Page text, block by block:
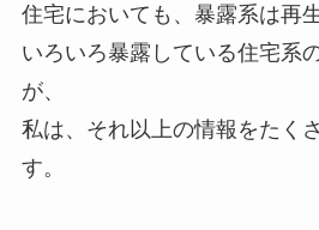
住宅においても、暴露系は再
いろいろ暴露している住宅系
が、
私は、それ以上の情報をたく
す。